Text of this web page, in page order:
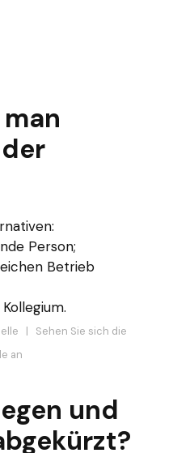
Person;
Betrieb
| Sehen Sie sich die
an
und